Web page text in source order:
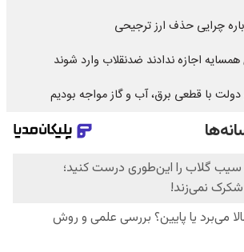
چرایی حذف ارز ترجیحی
اجازه ندادند ضدنقلاب وارد شوند
دولت با قطعی برق، آب و گاز مواجه بودیم